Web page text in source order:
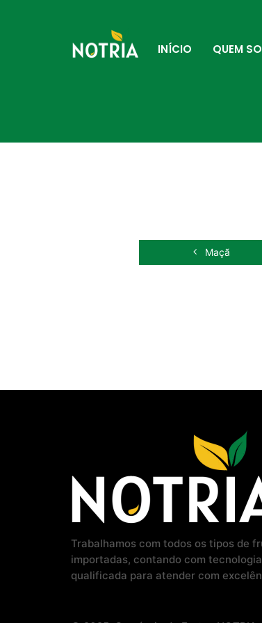
INÍCIO QUEM
Maçã
Trabalhamos com todos os tipos de
importadas, contando com
qualificada para atender com